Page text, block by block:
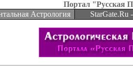
Портал "Русская
Астрология
StarGate.Ru